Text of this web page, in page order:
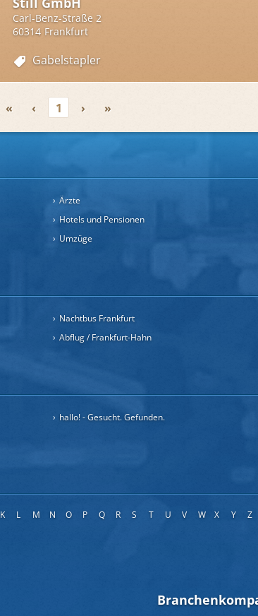
Carl-Benz-Straße 2
60314 Frankfurt
Gabelstapler
« ‹ 1 › »
Ärzte
Hotels und Pensionen
Umzüge
Nachtbus Frankfurt
Abflug / Frankfurt-Hahn
hallo! - Gesucht. Gefunden.
K L M N O P Q R S T U V W X Y Z